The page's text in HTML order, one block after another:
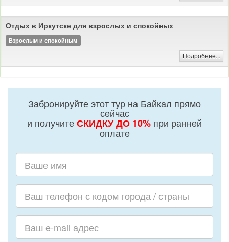
Отдых в Иркутске для взрослых и спокойных
Взрослым и спокойным
Подробнее...
Забронируйте этот тур на Байкал прямо
сейчас
и получитеСКИДКУ ДО 10% при ранней
оплате